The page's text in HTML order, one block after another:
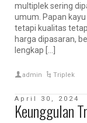
multiplek sering
umum. Papan
tetapi kualitas
harga dipasaran,
lengkap […]
admin Triplek
April 30, 2024
Keunggulan